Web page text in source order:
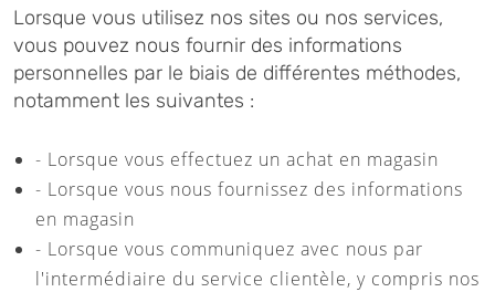
Lorsque vous utilisez nos sites ou nos services,
vous pouvez nous fournir des informations
personnelles par le biais de différentes méthodes,
notamment les suivantes :
- Lorsque vous effectuez un achat en magasin
- Lorsque vous nous fournissez des informations
en magasin
- Lorsque vous communiquez avec nous par
l'intermédiaire du service clientèle, y compris nos